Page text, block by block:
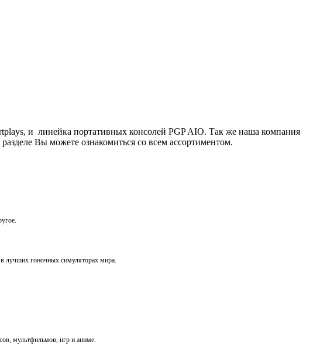
и линейка портативных консолей PGP AIO. Так же наша компания
Вы можете ознакомиться со всем ассортиментом.
лучших гоночных симуляторах мира.
мультфильмов, игр и аниме.